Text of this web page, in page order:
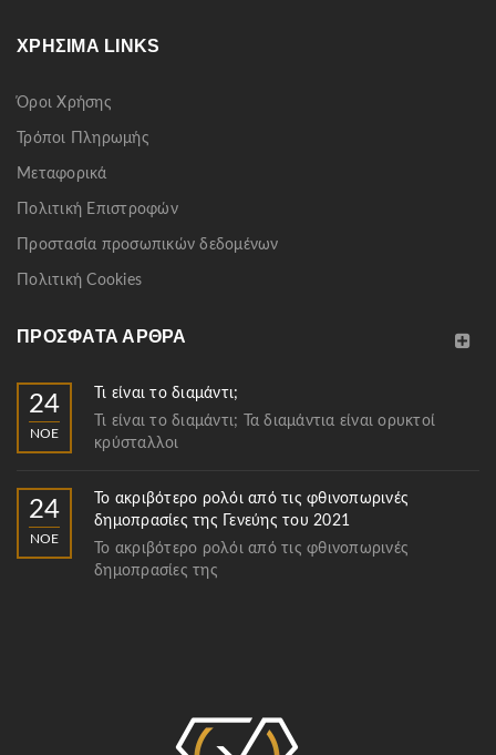
ΧΡΉΣΙΜΑ LINKS
Όροι Χρήσης
Τρόποι Πληρωμής
Μεταφορικά
Πολιτική Επιστροφών
Προστασία προσωπικών δεδομένων
Πολιτική Cookies
ΠΡΌΣΦΑΤΑ ΆΡΘΡΑ
24
ΝΟΈ
Τι είναι το διαμάντι;
Τι είναι το διαμάντι; Τα διαμάντια είναι ορυκτοί
κρύσταλλοι
24
ΝΟΈ
Το ακριβότερο ρολόι από τις φθινοπωρινές
δημοπρασίες της Γενεύης του 2021
Το ακριβότερο ρολόι από τις φθινοπωρινές
δημοπρασίες της